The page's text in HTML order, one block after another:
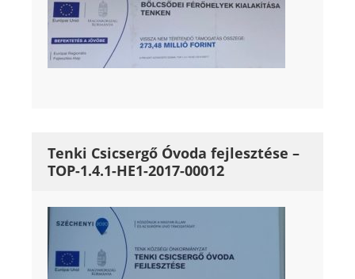
Tenki Csicsergő Óvoda fejlesztése –
TOP-1.4.1-HE1-2017-00012